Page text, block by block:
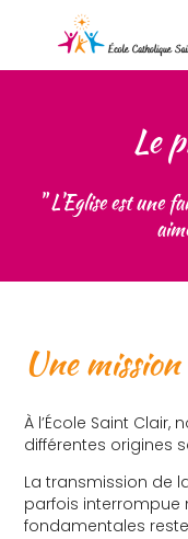
Le
" L'Eglise est une
Une mission
À l’École Saint
différentes origines
La transmission de
parfois interrompue
fondamentales